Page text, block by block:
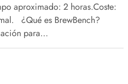
aproximado: 2 horas.Coste:
¿Qué es BrewBench?
para…